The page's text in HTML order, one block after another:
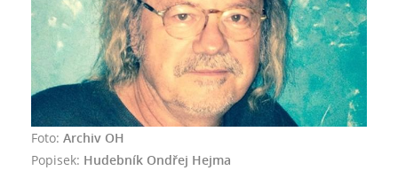
Foto: Archiv OH
Popisek: Hudebník Ondřej Hejma